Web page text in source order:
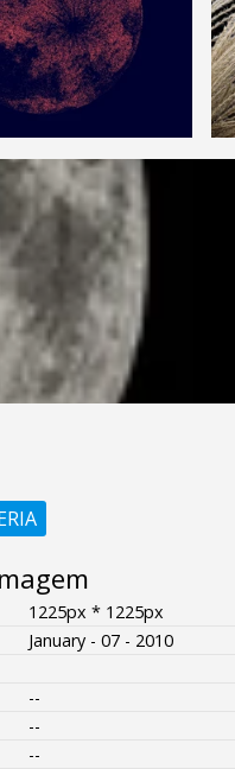
1225px * 1225px
January - 07 - 2010
--
--
--